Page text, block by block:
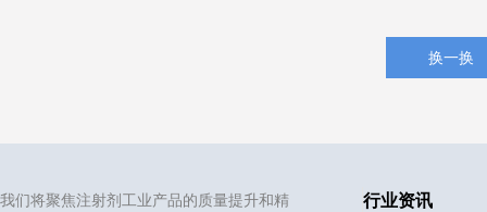
换一换
我们将聚焦注射剂工业产品的质量提升和精
行业资讯